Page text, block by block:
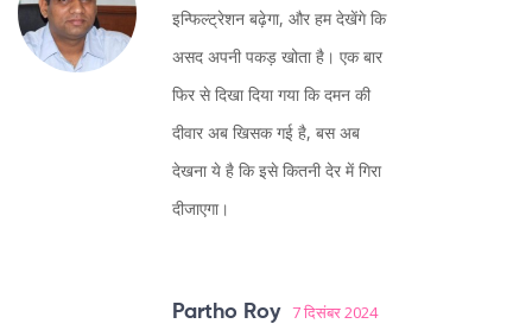
इन्फिल्ट्रेशन बढ़ेगा, और हम देखेंगे कि
असद अपनी पकड़ खोता है। एक बार
फिर से दिखा दिया गया कि दमन की
दीवार अब खिसक गई है, बस अब
देखना ये है कि इसे कितनी देर में गिरा
दीजाएगा।
Partho Roy 7 दिसंबर 2024